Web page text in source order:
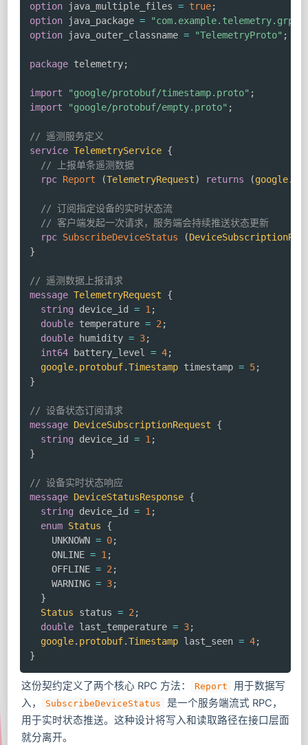
option java_multiple_files = true;
option java_package = "com.example.telemetry.grpc"
option java_outer_classname = "TelemetryProto" ;
package telemetry;
import "google/protobuf/timestamp.proto" ;
import
"google/protobuf/empty.proto" ;
// 遥测服务定义
service TelemetryService {
// 上报单条遥测数据
rpc Report (TelemetryRequest) returns (
// 订阅指定设备的实时状态流
// 客户端发起一次请求，服务端会持续推送状态更新
rpc SubscribeDeviceStatus (
}
// 遥测数据上报请求
message TelemetryRequest
{
string device_id = 1 ;
double temperature = 2 ;
double humidity = 3;
int64 battery_level = 4;
google. protobuf.Timestamp timestamp = 5;
}
// 设备状态订阅请求
message DeviceSubscriptionRequest
{
string device_id = 1 ;
}
// 设备实时状态响应
message DeviceStatusResponse {
string device_id = 1 ;
enum Status
{
    UNKNOWN
= 0;
    ONLINE
= 1 ;
    OFFLINE
= 2 ;
    WARNING
= 3;
}
Status status = 2 ;
double last_temperature = 3;
google. protobuf.Timestamp last_seen = 4;
}
这份契约定义了两个核心 RPC 方法： Report
用于数据写
入，
SubscribeDeviceStatus
是一个服务端流式 RPC，
用于实时状态推送。这种设计将写入和读取路径在接口层面
就分离开。